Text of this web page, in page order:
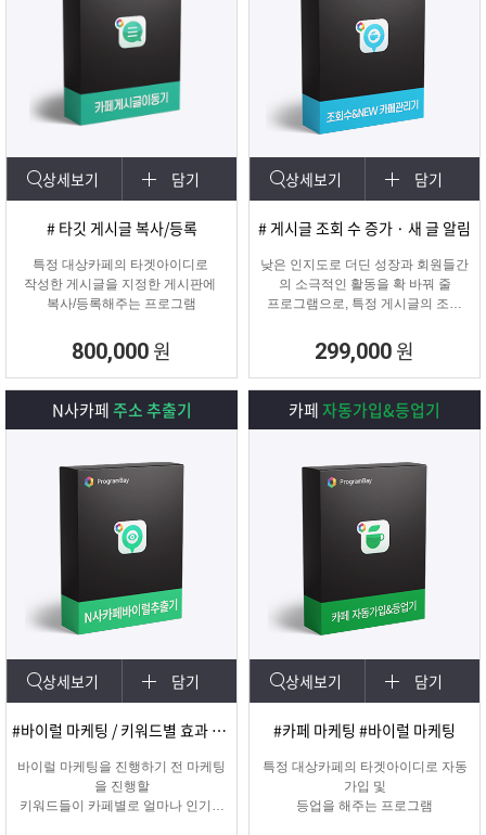
상세보기 담기
# 타깃 게시글 복사/등록
특정 대상카페의 타겟아이디로
작성한 게시글을 지정한 게시판에
복사/등록해주는 프로그램
800,000 원
상세보기 담기
# 게시글 조회 수 증가 · 새 글 알림
낮은 인지도로 더딘 성장과 회원들간
의 소극적인 활동을 확 바꿔 줄
프로그램으로, 특정 게시글의 조회
카테고리에 새 글 알림 표시기능!
299,000 원
N사카페주소 추출기
상세보기 담기
#바이럴 마케팅 / 키워드별 효과 카페 확인
바이럴 마케팅을 진행하기 전 마케팅
을 진행할
키워드들이 카페별로 얼마나 인기가
카페자동가입&등업기
상세보기 담기
#카페 마케팅 #바이럴 마케팅
특정 대상카페의 타겟아이디로 자동
가입 및
등업을 해주는 프로그램